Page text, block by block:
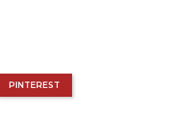
PINTEREST